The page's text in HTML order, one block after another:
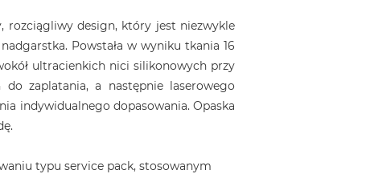
rozciągliwy design, który jest niezwykle
Powstała w wyniku tkania 16
ultracienkich nici silikonowych przy
do zaplatania, a następnie laserowego
indywidualnego dopasowania. Opaska
typu service pack, stosowanym